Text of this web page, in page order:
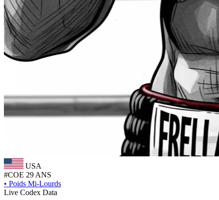
USA
#COE 29 ANS
• Poids Mi-Lourds
Live Codex Data